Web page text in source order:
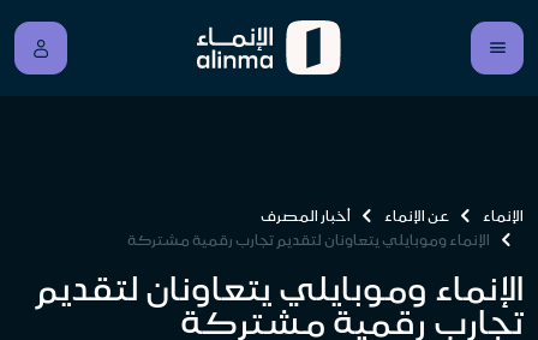
الإنماء عن الإنماء
أخبار المصرف
الإنماء وموبايلي يتعاونان لتقديم تجارب رقمية مشتركة
الإنماء وموبايلي يتعاونان لتقديم
تجارب رقمية مشتركة